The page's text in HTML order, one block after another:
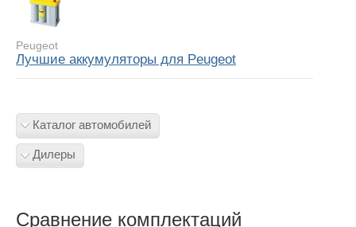
Peugeot
Лучшие аккумуляторы для Peugeot
Каталог автомобилей
Дилеры
Сравнение комплектаций